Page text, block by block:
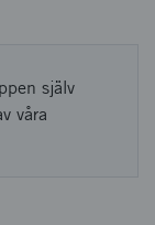
själv
våra